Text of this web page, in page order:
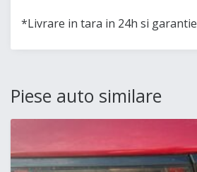
*Livrare in tara in 24h si garantie
Piese auto similare